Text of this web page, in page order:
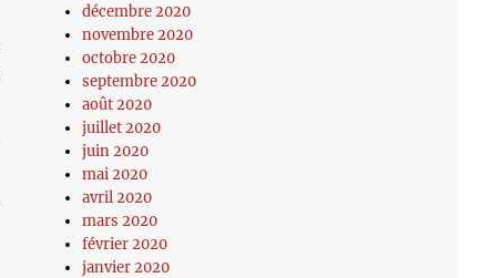
décembre 2020
novembre 2020
octobre 2020
septembre 2020
août 2020
juillet 2020
juin 2020
mai 2020
avril 2020
mars 2020
février 2020
janvier 2020